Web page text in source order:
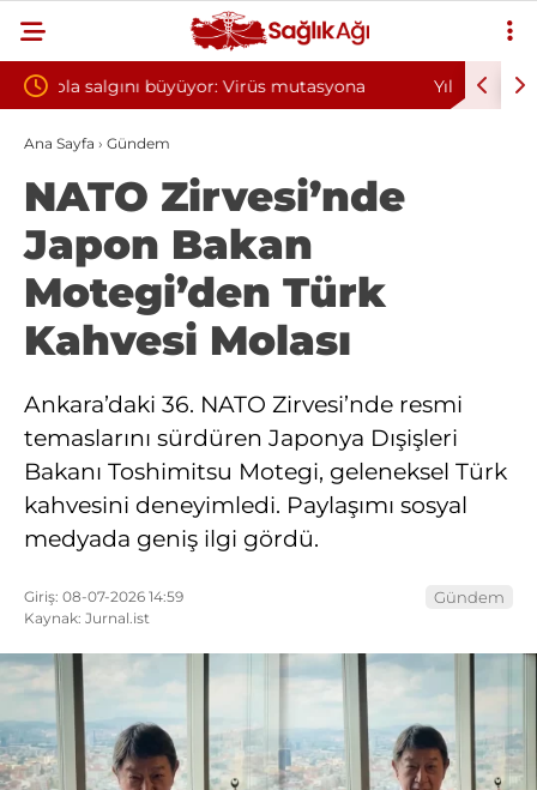
Yılın ilk 6 ayında 10 bini aşkın hasta hiperbarik
oksijen tedavisinden yararlandı
Ana Sayfa › Gündem
NATO Zirvesi’nde
Japon Bakan
Motegi’den Türk
Kahvesi Molası
Ankara’daki 36. NATO Zirvesi’nde resmi
temaslarını sürdüren Japonya Dışişleri
Bakanı Toshimitsu Motegi, geleneksel Türk
kahvesini deneyimledi. Paylaşımı sosyal
medyada geniş ilgi gördü.
Giriş: 08-07-2026 14:59
Kaynak: Jurnal.ist
Gündem